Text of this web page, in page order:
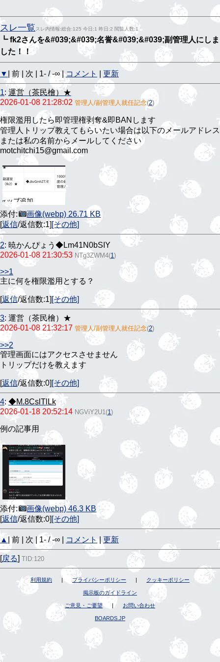
スレ一覧 スレ内情報:総合:125 今日:1 昨日:2 閲覧人数:1
┗ fk2さんを&#039;&#039;名誉&#039;&#039;副管理人にしま
した！！
▼ | 前 | 次 | 1- / -∞ |コメント 更新
1: 運営（茶民檜）★
2026-01-08 21:28:02 管理人/副管理人就任記念(2)
権限濫用したら即管理権剥奪&即BANします
管理人トリップ教えてもらいたい場合は以下のメールアドレス
または私の名前からメールしてください
motchitchi15@gmail.com
添付:
画像(webp) 26.71 KB
[返信/返信数:1] [その他]
2: 暁かんぴょう◆Lm41N0bSIY
2026-01-08 21:30:53 NTg3ZWM4(1)
>>1
主に何を権限濫用とする？
[返信/返信数:1][その他]
3: 運営（茶民檜）★
2026-01-08 21:32:17 管理人/副管理人就任記念(2)
>>2
管理画面にはアクセスさせません
トリップだけを教えます
[返信/返信数:0] [その他]
4:◆M.8CslTlLk
2026-01-18 20:52:14 NGViY2U1(1)
例の記事用
添付:
画像(webp) 46.3 KB
[返信/返信数:0] [その他]
▲ | 前 | 次 | 1- / -∞ | コメント 更新
[戻る] TID:120
利用規約 | プライバシーポリシー | クッキーポリシー
掲示板のガイドライン
ご意見・ご要望 お問い合わせ
BOARDS.JP